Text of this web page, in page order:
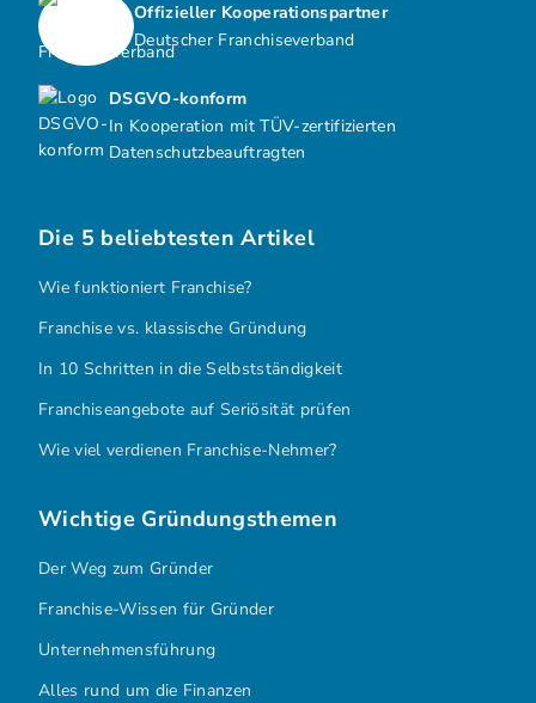
DSGVO-konform
In Kooperation mit TÜV-zertifizierten
Datenschutzbeauftragten
Offizieller Kooperationspartner
Deutscher Franchiseverband
Die 5 beliebtesten Artikel
Wie funktioniert Franchise?
Franchise vs. klassische Gründung
In 10 Schritten in die Selbstständigkeit
Franchiseangebote auf Seriösität prüfen
Wie viel verdienen Franchise-Nehmer?
Wichtige Gründungsthemen
Der Weg zum Gründer
Franchise-Wissen für Gründer
Unternehmensführung
Alles rund um die Finanzen